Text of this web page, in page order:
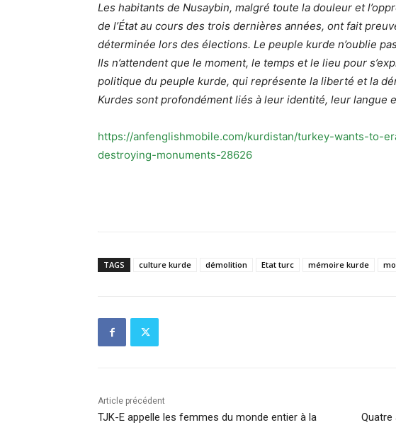
Les habitants de Nusaybin, malgré toute la douleur et
de l’État au cours des trois dernières années, ont fait
déterminée lors des élections. Le peuple kurde n’oublie
Ils n’attendent que le moment, le temps et le lieu pour
politique du peuple kurde, qui représente la liberté et la
Kurdes sont profondément liés à leur identité, leur langue
https://anfenglishmobile.com/kurdistan/turkey-wants-to-
destroying-monuments-28626
TAGS culture kurde démolition Etat turc mémoire kurde
Article précédent
TJK-E appelle les femmes du monde entier à la
Quatre